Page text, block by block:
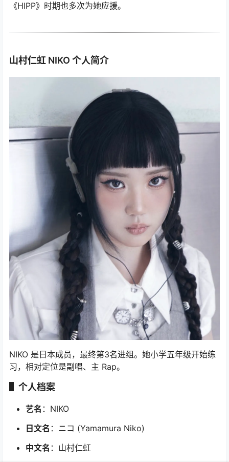
《HIPP》时期也多次为她应援。
山村仁虹 NIKO 个人简介
NIKO 是日本成员，最终第3名进组。她小学五年级开始练
习，相对定位是副唱、主 Rap。
▌个人档案
艺名 ：NIKO
日文名 ：ニコ (Yamamura Niko)
中文名 ：山村仁虹